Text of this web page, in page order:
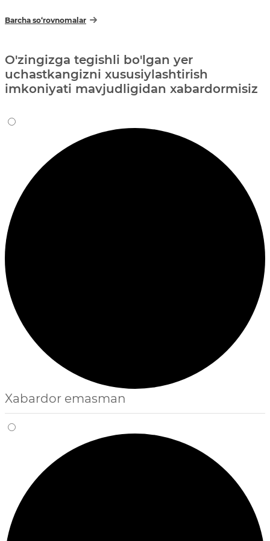
Barcha so‘rovnomalar
O'zingizga tegishli bo'lgan yer
uchastkangizni xususiylashtirish
imkoniyati mavjudligidan xabardormisiz
Xabardor emasman